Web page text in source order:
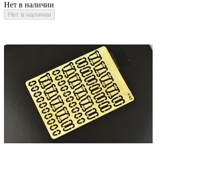
Нет в наличии
Нет в наличии